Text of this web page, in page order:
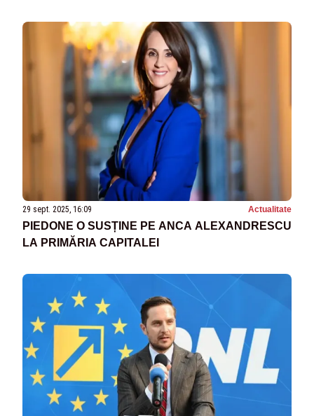
29 sept. 2025, 16:09 Actualitate
PIEDONE O SUSȚINE PE ANCA ALEXANDRESCU
LA PRIMĂRIA CAPITALEI